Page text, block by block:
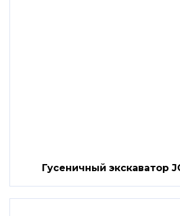
Гусеничный экскаватор